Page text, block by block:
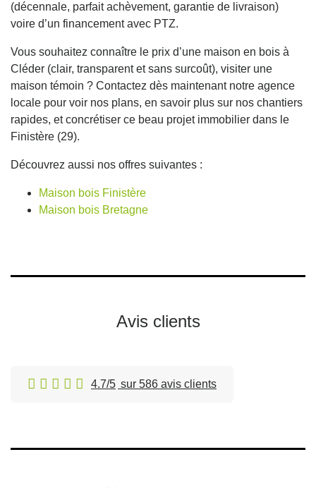
(décennale, parfait achèvement, garantie de livraison)
voire d’un financement avec PTZ.
Vous souhaitez connaître le prix d’une maison en bois à
Cléder (clair, transparent et sans surcoût), visiter une
maison témoin ? Contactez dès maintenant notre agence
locale pour voir nos plans, en savoir plus sur nos chantiers
rapides, et concrétiser ce beau projet immobilier dans le
Finistère (29).
Découvrez aussi nos offres suivantes :
Maison bois Finistère
Maison bois Bretagne
Avis clients
4.7/5 sur 586 avis clients